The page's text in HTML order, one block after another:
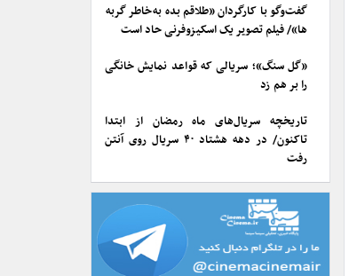
گفت‌وگو با کارگردان «طلاقم بده به خاطر گربه
ها»/ فیلم تصویر یک اسکیزوفرنی حاد است
«گل سنگ»؛ سریالی که قواعد نمایش خانگی
را بر هم زد
تاریخچه سریال‌های ماه رمضان از ابتدا
تاکنون/ در دهه هشتاد ۴۰ سریال روی آنتن
رفت